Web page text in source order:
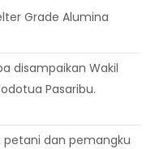
Grade Alumina
disampaikan Wakil
Pasaribu.
petani dan pemangku